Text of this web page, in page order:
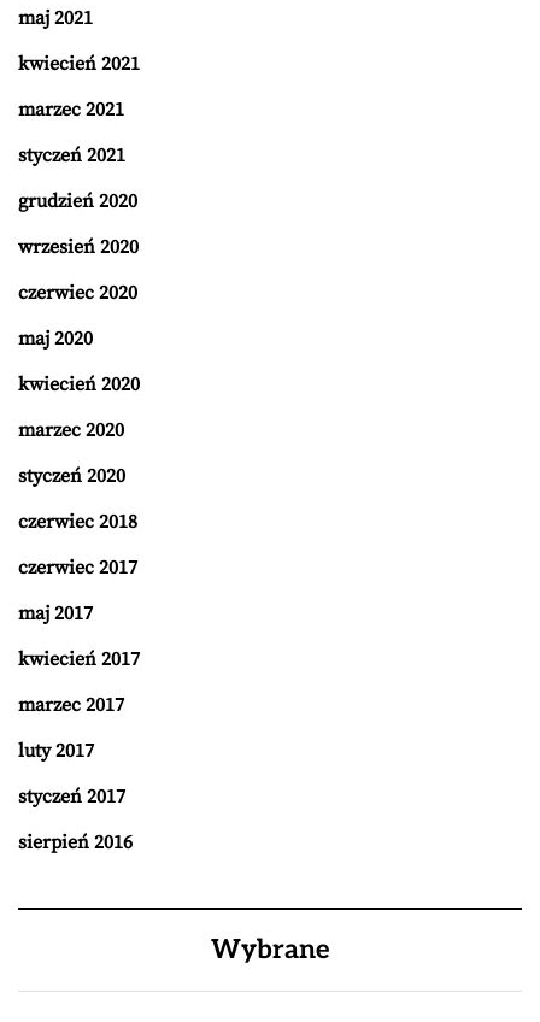
maj 2021
kwiecień 2021
marzec 2021
styczeń 2021
grudzień 2020
wrzesień 2020
czerwiec 2020
maj 2020
kwiecień 2020
marzec 2020
styczeń 2020
czerwiec 2018
czerwiec 2017
maj 2017
kwiecień 2017
marzec 2017
luty 2017
styczeń 2017
sierpień 2016
Wybrane